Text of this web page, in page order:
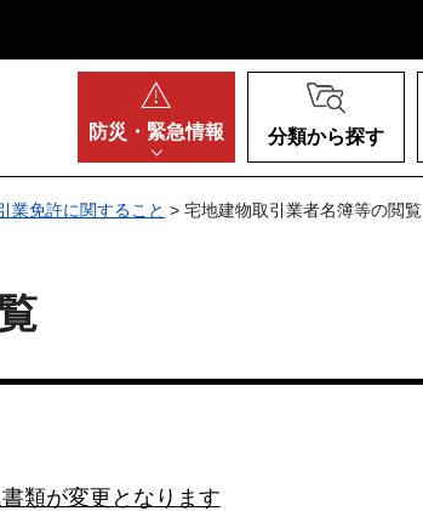
防災・ 緊急情報 分類から探す
業免許に関すること > 宅地建物取引業者名簿等の閲覧
類が変更となります